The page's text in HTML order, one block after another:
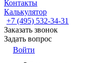
Контакты
Калькулятор
+7 (495) 532‑34‑31
Заказать звонок
Задать вопрос
Войти